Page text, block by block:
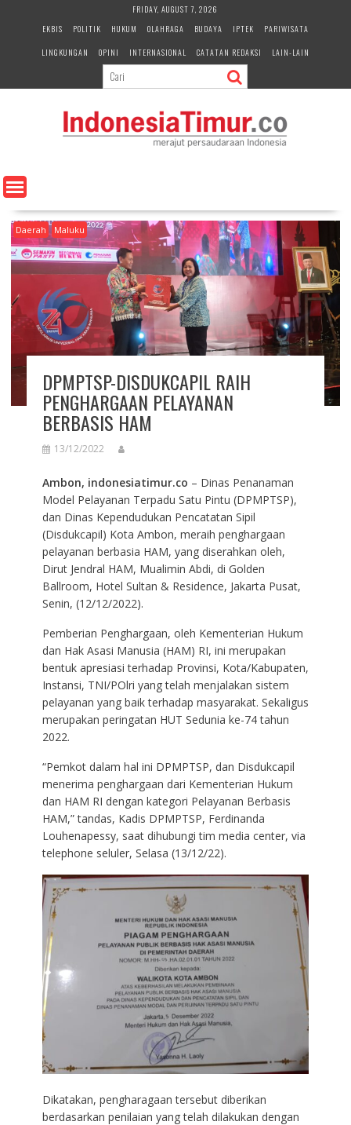
e
n
FRIDAY, AUGUST 7, 2026
EKBIS
POLITIK HUKUM OLAHRAGA BUDAYA IPTEK
PARIWISATA
LINGKUNGAN
OPINI INTERNASIONAL CATATAN REDAKSI LAIN-LAIN
Daerah Maluku
DPMPTSP-DISDUKCAPIL RAIH
PENGHARGAAN PELAYANAN
BERBASIS HAM
13/12/2022
Ambon, indonesiatimur.co – Dinas Penanaman
Model Pelayanan Terpadu Satu Pintu (DPMPTSP),
dan Dinas Kependudukan Pencatatan Sipil
(Disdukcapil) Kota Ambon, meraih penghargaan
pelayanan berbasia HAM, yang diserahkan oleh,
Dirut Jendral HAM, Mualimin Abdi, di Golden
Ballroom, Hotel Sultan & Residence, Jakarta Pusat,
Senin, (12/12/2022).
Pemberian Penghargaan, oleh Kementerian Hukum
dan Hak Asasi Manusia (HAM) RI, ini merupakan
bentuk apresiasi terhadap Provinsi, Kota/Kabupaten,
Instansi, TNI/POlri yang telah menjalakan sistem
pelayanan yang baik terhadap masyarakat. Sekaligus
merupakan peringatan HUT Sedunia ke-74 tahun
2022.
“Pemkot dalam hal ini DPMPTSP, dan Disdukcapil
menerima penghargaan dari Kementerian Hukum
dan HAM RI dengan kategori Pelayanan Berbasis
HAM,” tandas, Kadis DPMPTSP, Ferdinanda
Louhenapessy, saat dihubungi tim media center, via
telephone seluler, Selasa (13/12/22).
Dikatakan, pengharagaan tersebut diberikan
berdasarkan penilaian yang telah dilakukan dengan